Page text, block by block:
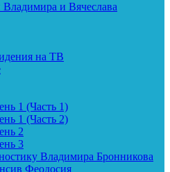
и Вячеслава
на ТВ
1 (Часть 1)
1 (Часть 2)
2
3
Владимира Бронникова
Феодосия